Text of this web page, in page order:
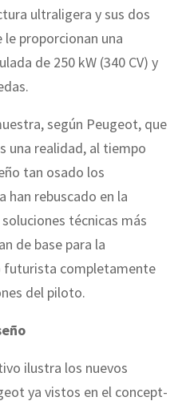
ultraligera y sus dos
proporcionan una
de 250 kW (340 CV) y
según Peugeot, que
una realidad, al tiempo
tan osado los
han rebuscado en la
técnicas más
de base para la
futurista completamente
del piloto.
ilustra los nuevos
ya vistos en el concept-